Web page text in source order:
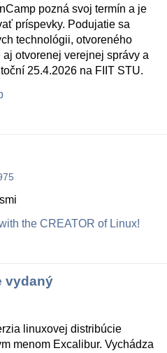
pozná svoj termín a je
príspevky. Podujatie sa
technológii, otvoreného
otvorenej verejnej správy a
25.4.2026 na FIIT STU.
the CREATOR of Linux!
vydaný
linuxovej distribúcie
menom Excalibur. Vychádza